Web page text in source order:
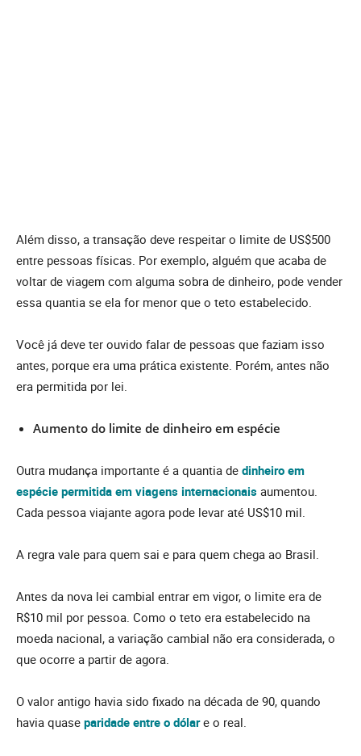
Além disso, a transação deve respeitar o limite de US$500
entre pessoas físicas. Por exemplo, alguém que acaba de
voltar de viagem com alguma sobra de dinheiro, pode vender
essa quantia se ela for menor que o teto estabelecido.
Você já deve ter ouvido falar de pessoas que faziam isso
antes, porque era uma prática existente. Porém, antes não
era permitida por lei.
Aumento do limite de dinheiro em espécie
Outra mudança importante é a quantia de dinheiro em
espécie permitida em viagens internacionais aumentou.
Cada pessoa viajante agora pode levar até US$10 mil.
A regra vale para quem sai e para quem chega ao Brasil.
Antes da nova lei cambial entrar em vigor, o limite era de
R$10 mil por pessoa. Como o teto era estabelecido na
moeda nacional, a variação cambial não era considerada, o
que ocorre a partir de agora.
O valor antigo havia sido fixado na década de 90, quando
havia quase paridade entre o dólare o real.